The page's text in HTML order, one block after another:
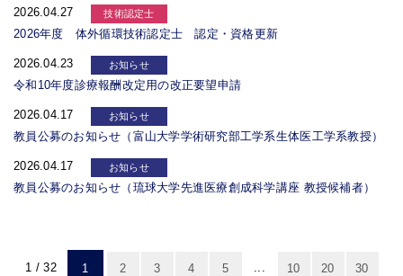
2026.04.27 技術認定士
2026年度 体外循環技術認定士 認定・資格更新
2026.04.23 お知らせ
令和10年度診療報酬改定用の改正要望申請
2026.04.17 お知らせ
教員公募のお知らせ（富山大学学術研究部工学系生体医工学系教授）
2026.04.17 お知らせ
教員公募のお知らせ（琉球大学先進医療創成科学講座 教授候補者）
1 / 32 1 2 3 4 5 10 20 30